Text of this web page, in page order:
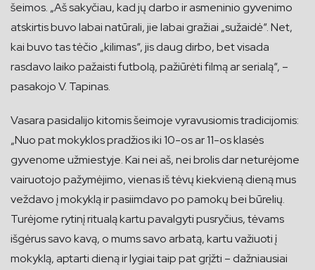
šeimos. „Aš sakyčiau, kad jų darbo ir asmeninio gyvenimo
atskirtis buvo labai natūrali, jie labai gražiai „sužaidė“. Net,
kai buvo tas tėčio „kilimas“, jis daug dirbo, bet visada
rasdavo laiko pažaisti futbolą, pažiūrėti filmą ar serialą“, –
pasakojo V. Tapinas.
Vasara pasidalijo kitomis šeimoje vyravusiomis tradicijomis:
„Nuo pat mokyklos pradžios iki 10-os ar 11-os klasės
gyvenome užmiestyje. Kai nei aš, nei brolis dar neturėjome
vairuotojo pažymėjimo, vienas iš tėvų kiekvieną dieną mus
veždavo į mokyklą ir pasiimdavo po pamokų bei būrelių.
Turėjome rytinį ritualą kartu pavalgyti pusryčius, tėvams
išgėrus savo kavą, o mums savo arbatą, kartu važiuoti į
mokyklą, aptarti dieną ir lygiai taip pat grįžti – dažniausiai